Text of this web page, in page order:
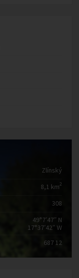
Zlínský
8,1 km2
308
49°7′47″ N
17°37′42″ W
687 12